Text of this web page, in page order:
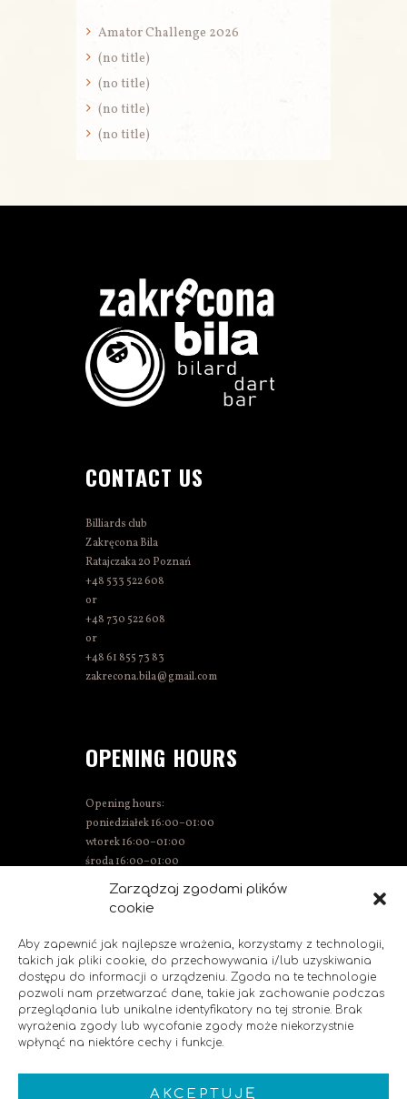
Zarządzaj zgodami plików
cookie
Aby zapewnić jak najlepsze wrażenia, korzystamy z technologii,
takich jak pliki cookie, do przechowywania i/lub uzyskiwania
dostępu do informacji o urządzeniu. Zgoda na te technologie
pozwoli nam przetwarzać dane, takie jak zachowanie podczas
przeglądania lub unikalne identyfikatory na tej stronie. Brak
wyrażenia zgody lub wycofanie zgody może niekorzystnie
wpłynąć na niektóre cechy i funkcje.
AKCEPTUJĘ
Amator Challenge 2026
(no title)
(no title)
(no title)
(no title)
CONTACT US
Billiards club
Zakręcona Bila
Ratajczaka 20 Poznań
+48 533 522 608
or
+48 730 522 608
or
+48 61 855 73 83
zakrecona.bila@gmail.com
OPENING HOURS
Opening hours:
poniedziałek 16:00–01:00
wtorek 16:00–01:00
środa 16:00–01:00
Thursday 15:00–01:00
Friday 15:00–02:00
Sunday 14:00–00:00
SOCIAL MEDIA